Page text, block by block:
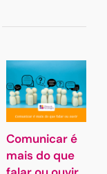
Comunicar é
mais do que